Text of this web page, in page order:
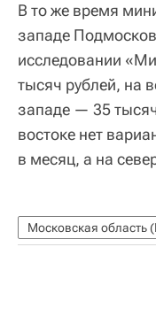
В то же время
западе
исследовании
тысяч рублей, на
западе — 35
востоке нет
в месяц, а на
Московская область